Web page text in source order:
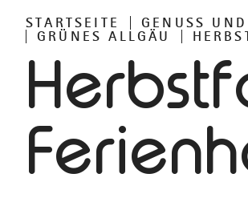
STARTSEITE
GENUSS
GRÜNES ALLGÄU